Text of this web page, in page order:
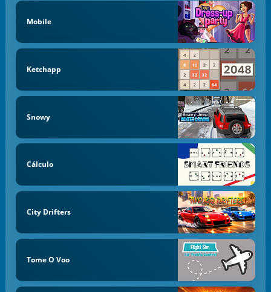
Mobile
Ketchapp
Snowy
Cálculo
City Drifters
Tome O Voo